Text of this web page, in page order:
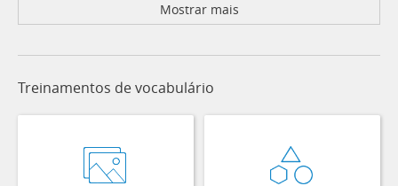
Mostrar mais
Treinamentos de vocabulário